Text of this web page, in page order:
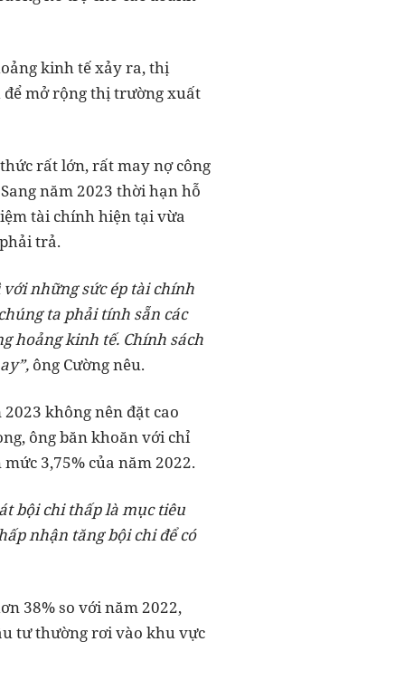
kinh tế xảy ra, thị
mở rộng thị trường xuất
rất lớn, rất may nợ công
năm 2023 thời hạn hỗ
tài chính hiện tại vừa
trả.
những sức ép tài chính
ta phải tính sẵn các
hoảng kinh tế. Chính sách
ông Cường nêu.
không nên đặt cao
ông băn khoăn với chỉ
3,75% của năm 2022.
bội chi thấp là mục tiêu
nhận tăng bội chi để có
38% so với năm 2022,
tư thường rơi vào khu vực